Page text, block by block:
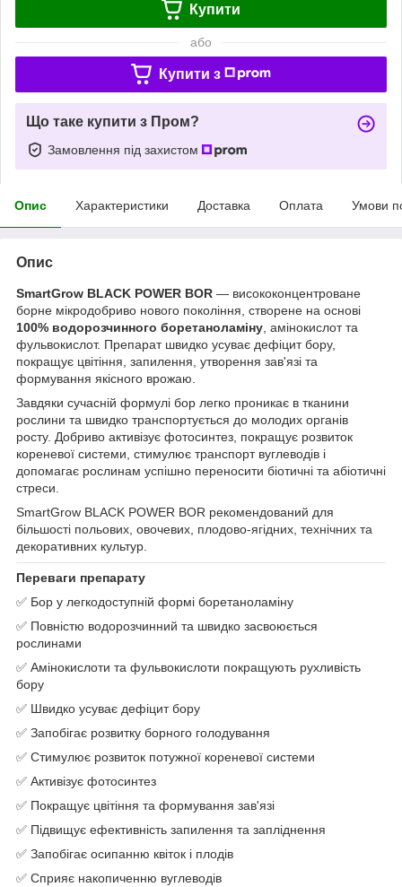
Купити
або
Купити з
Що таке купити з Пром?
Замовлення під захистом
Опис Характеристики Доставка Оплата Умови
Опис
SmartGrow BLACK POWER BOR — висококонцентроване
борне мікродобриво нового покоління, створене на основі
100% водорозчинного боретаноламіну , амінокислот та
фульвокислот. Препарат швидко усуває дефіцит бору,
покращує цвітіння, запилення, утворення зав'язі та
формування якісного врожаю.
Завдяки сучасній формулі бор легко проникає в тканини
рослини та швидко транспортується до молодих органів
росту. Добриво активізує фотосинтез, покращує розвиток
кореневої системи, стимулює транспорт вуглеводів і
допомагає рослинам успішно переносити біотичні та абіотичні
стреси.
SmartGrow BLACK POWER BOR рекомендований для
більшості польових, овочевих, плодово-ягідних, технічних та
декоративних культур.
Переваги препарату
✅ Бор у легкодоступній формі боретаноламіну
✅ Повністю водорозчинний та швидко засвоюється
рослинами
✅ Амінокислоти та фульвокислоти покращують рухливість
бору
✅ Швидко усуває дефіцит бору
✅ Запобігає розвитку борного голодування
✅ Стимулює розвиток потужної кореневої системи
✅ Активізує фотосинтез
✅ Покращує цвітіння та формування зав'язі
✅ Підвищує ефективність запилення та запліднення
✅ Запобігає осипанню квіток і плодів
✅ Сприяє накопиченню вуглеводів